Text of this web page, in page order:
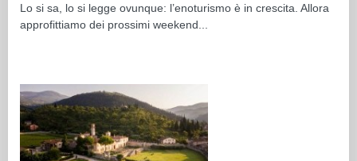
Lo si sa, lo si legge ovunque: l’enoturismo è in crescita. Allora
approfittiamo dei prossimi weekend...